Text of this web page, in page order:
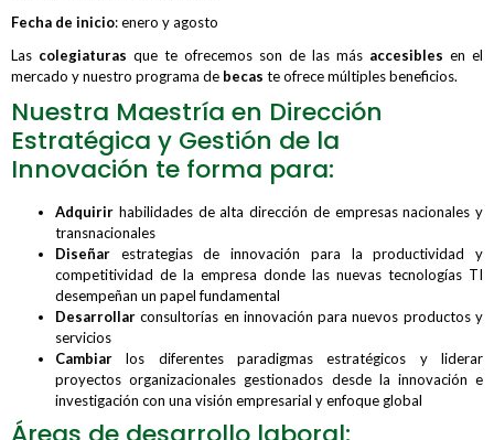
Fecha de inicio: enero y agosto
Las colegiaturas que te ofrecemos son de las más accesibles en el
mercado y nuestro programa de becas te ofrece múltiples beneficios.
Nuestra Maestría en Dirección
Estratégica y Gestión de la
Innovación te forma para:
Adquirir habilidades de alta dirección de empresas nacionales y
transnacionales
Diseñar estrategias de innovación para la productividad y
competitividad de la empresa donde las nuevas tecnologías TI
desempeñan un papel fundamental
Desarrollar consultorías en innovación para nuevos productos y
servicios
Cambiar los diferentes paradigmas estratégicos y liderar
proyectos organizacionales gestionados desde la innovación e
investigación con una visión empresarial y enfoque global